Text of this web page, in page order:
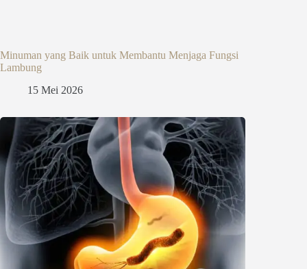
Minuman yang Baik untuk Membantu Menjaga Fungsi
Lambung
15 Mei 2026